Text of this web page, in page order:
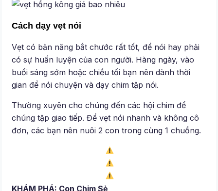
Cách dạy vẹt nói
Vẹt có bản năng bắt chước rất tốt, để nói hay phải
có sự huấn luyện của con người. Hàng ngày, vào
buổi sáng sớm hoặc chiều tối bạn nên dành thời
gian để nói chuyện và dạy chim tập nói.
Thường xuyên cho chúng đến các hội chim để
chúng tập giao tiếp. Để vẹt nói nhanh và không cô
đơn, các bạn nên nuôi 2 con trong cùng 1 chuồng.
KHÁM PHÁ: Con Chim Sẻ